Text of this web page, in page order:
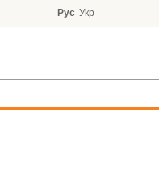
Рус Укр